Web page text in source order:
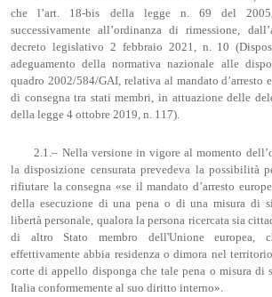
che l’art. 18-bis della legge n. 69 del
successivamente all’ordinanza di rimessione,
decreto legislativo 2 febbraio 2021, n. 10
adeguamento della normativa nazionale alle
quadro 2002/584/GAI, relativa al mandato d’arresto
di consegna tra stati membri, in attuazione delle
della legge 4 ottobre 2019, n. 117).
2.1.– Nella versione in vigore al momento
la disposizione censurata prevedeva la possibilità
rifiutare la consegna «se il mandato d’arresto
della esecuzione di una pena o di una misura di
libertà personale, qualora la persona ricercata sia
di altro Stato membro dell'Unione europea,
effettivamente abbia residenza o dimora nel
corte di appello disponga che tale pena o misura di
Italia conformemente al suo diritto interno».